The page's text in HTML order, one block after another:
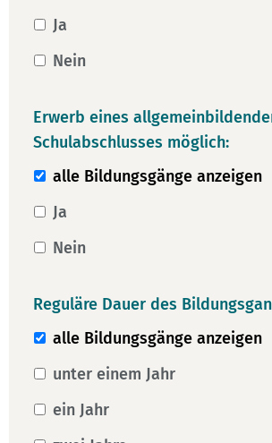
Ja
Nein
Erwerb eines
Schulabschlusses möglich:
alle Bildungsgänge anzeigen
Ja
Nein
Reguläre Dauer des
alle Bildungsgänge anzeigen
unter einem Jahr
ein Jahr